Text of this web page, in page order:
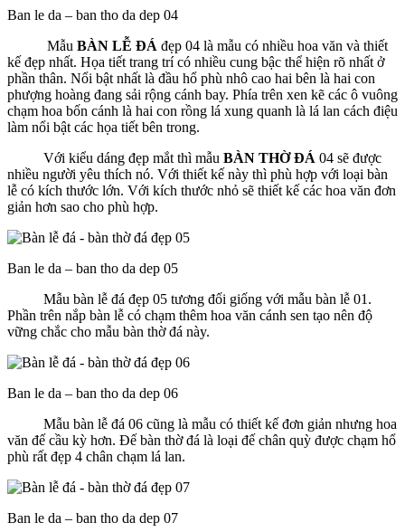
Ban le da – ban tho da dep 04
Mẫu BÀN LỄ ĐÁ đẹp 04 là mẫu có nhiều hoa văn và thiết
kế đẹp nhất. Họa tiết trang trí có nhiều cung bậc thể hiện rõ nhất ở
phần thân. Nổi bật nhất là đầu hổ phù nhô cao hai bên là hai con
phượng hoàng đang sải rộng cánh bay. Phía trên xen kẽ các ô vuông
chạm hoa bốn cánh là hai con rồng lá xung quanh là lá lan cách điệu
làm nổi bật các họa tiết bên trong.
Với kiểu dáng đẹp mắt thì mẫu BÀN THỜ ĐÁ 04 sẽ được
nhiều người yêu thích nó. Với thiết kế này thì phù hợp với loại bàn
lễ có kích thước lớn. Với kích thước nhỏ sẽ thiết kế các hoa văn đơn
giản hơn sao cho phù hợp.
Ban le da – ban tho da dep 05
Mẫu bàn lễ đá đẹp 05 tương đối giống với mẫu bàn lễ 01.
Phần trên nắp bàn lễ có chạm thêm hoa văn cánh sen tạo nên độ
vững chắc cho mẫu bàn thờ đá này.
Ban le da – ban tho da dep 06
Mẫu bàn lễ đá 06 cũng là mẫu có thiết kế đơn giản nhưng hoa
văn đế cầu kỳ hơn. Đế bàn thờ đá là loại đế chân quỳ được chạm hổ
phù rất đẹp 4 chân chạm lá lan.
Ban le da – ban tho da dep 07